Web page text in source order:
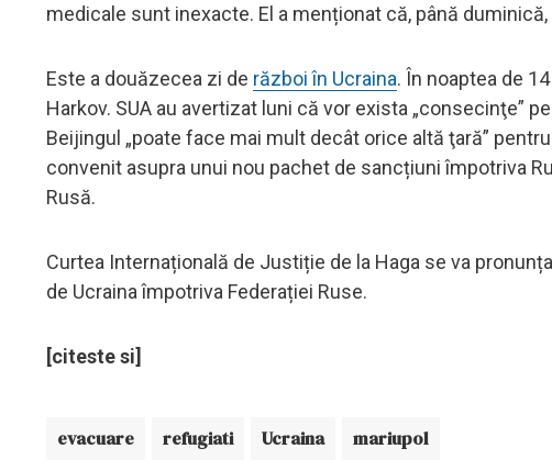
medicale sunt inexacte. El a menționat că, până
Este a douăzecea zi de război în Ucraina. În noaptea de
Harkov. SUA au avertizat luni că vor exista „consecinţe”
Beijingul „poate face mai mult decât orice altă ţară”
convenit asupra unui nou pachet de sancțiuni împotriva
Rusă.
Curtea Internațională de Justiție de la Haga se va
de Ucraina împotriva Federației Ruse.
[citeste si]
evacuare refugiati Ucraina mariupol